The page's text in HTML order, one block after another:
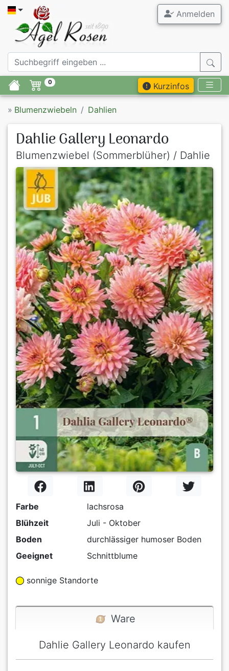
Anmelden
0 Kurzinfos
» Blumenzwiebeln Dahlien
Dahlie Gallery Leonardo
Blumenzwiebel (Sommerblüher) / Dahlie
Farbe
lachsrosa
Blühzeit
Juli - Oktober
Boden
durchlässiger humoser Boden
Geeignet
Schnittblume
sonnige Standorte
Ware
Dahlie Gallery Leonardo kaufen